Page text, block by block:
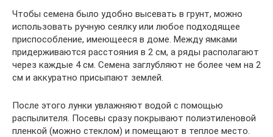
Чтобы семена было удобно высевать в грунт, можно
использовать ручную сеялку или любое подходящее
приспособление, имеющееся в доме. Между ямками
придерживаются расстояния в 2 см, а ряды располагают
через каждые 4 см. Семена заглубляют не более чем на 2
см и аккуратно присыпают землей.
После этого лунки увлажняют водой с помощью
распылителя. Посевы сразу покрывают полиэтиленовой
пленкой (можно стеклом) и помещают в теплое место.